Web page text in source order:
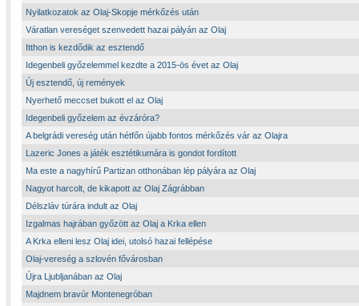
Nyilatkozatok az Olaj-Skopje mérkőzés után
Váratlan vereséget szenvedett hazai pályán az Olaj
Itthon is kezdődik az esztendő
Idegenbeli győzelemmel kezdte a 2015-ös évet az Olaj
Új esztendő, új remények
Nyerhető meccset bukott el az Olaj
Idegenbeli győzelem az évzáróra?
A belgrádi vereség után hétfőn újabb fontos mérkőzés vár az Olajra
Lazeric Jones a játék esztétikumára is gondot fordított
Ma este a nagyhírű Partizan otthonában lép pályára az Olaj
Nagyot harcolt, de kikapott az Olaj Zágrábban
Délszláv túrára indult az Olaj
Izgalmas hajrában győzött az Olaj a Krka ellen
A Krka elleni lesz Olaj idei, utolsó hazai fellépése
Olaj-vereség a szlovén fővárosban
Újra Ljubljanában az Olaj
Majdnem bravúr Montenegróban